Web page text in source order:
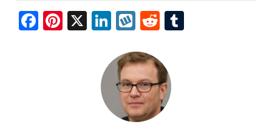
F
Pi X
Li
k
e
dI
n
W
k
o
p
R
d
di
t